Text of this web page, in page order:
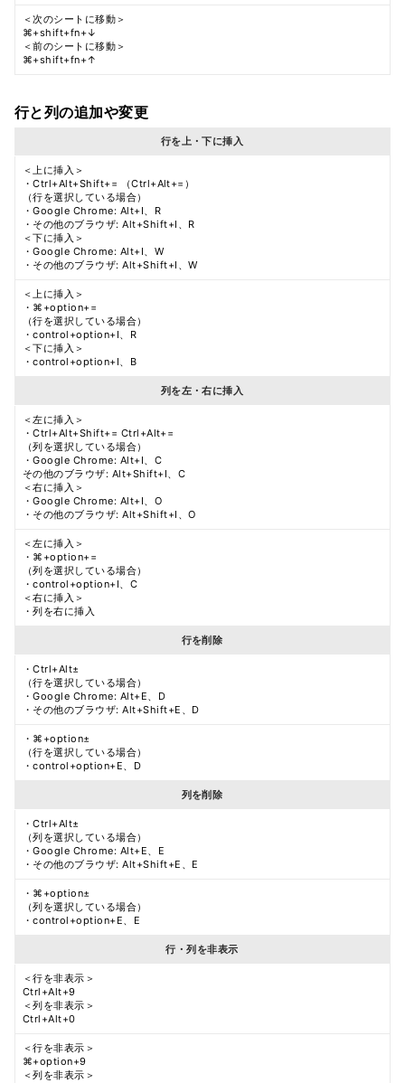
＜次のシートに移動＞
⌘+shift+fn+↓
＜前のシートに移動＞
⌘+shift+fn+↑
行と列の追加や変更
行を上・下に挿入
＜上に挿入＞
・Ctrl+Alt+Shift+= （Ctrl+Alt+=）
（行を選択している場合）
・Google Chrome: Alt+I、R
・その他のブラウザ: Alt+Shift+I、R
＜下に挿入＞
・Google Chrome: Alt+I、W
・その他のブラウザ: Alt+Shift+I、W
＜上に挿入＞
・⌘+option+=
（行を選択している場合）
・control+option+I、R
＜下に挿入＞
・control+option+I、B
列を左・右に挿入
＜左に挿入＞
・Ctrl+Alt+Shift+= Ctrl+Alt+=
（列を選択している場合）
・Google Chrome: Alt+I、C
その他のブラウザ: Alt+Shift+I、C
＜右に挿入＞
・Google Chrome: Alt+I、O
・その他のブラウザ: Alt+Shift+I、O
＜左に挿入＞
・⌘+option+=
（列を選択している場合）
・control+option+I、C
＜右に挿入＞
・列を右に挿入
行を削除
・Ctrl+Alt±
（行を選択している場合）
・Google Chrome: Alt+E、D
・その他のブラウザ: Alt+Shift+E、D
・⌘+option±
（行を選択している場合）
・control+option+E、D
列を削除
・Ctrl+Alt±
（列を選択している場合）
・Google Chrome: Alt+E、E
・その他のブラウザ: Alt+Shift+E、E
・⌘+option±
（列を選択している場合）
・control+option+E、E
行・列を非表示
＜行を非表示＞
Ctrl+Alt+9
＜列を非表示＞
Ctrl+Alt+0
＜行を非表示＞
⌘+option+9
＜列を非表示＞